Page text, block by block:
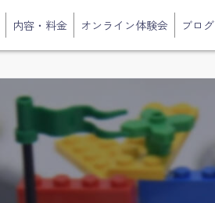
内容・料金 オンライン体験会 ブログ